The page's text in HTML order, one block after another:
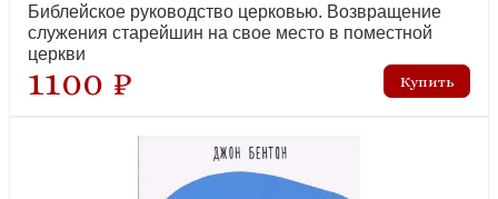
лидер продаж
Библейское руководство церковью. Возвращение
служения старейшин на свое место в поместной
церкви
1100 ₽